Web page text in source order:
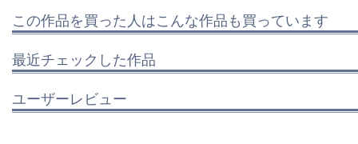
この作品を買った人はこんな作品も買っています
最近チェックした作品
ユーザーレビュー